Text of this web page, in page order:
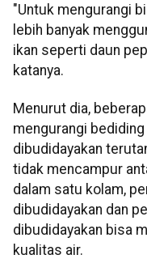
"Untuk mengurangi
lebih banyak
ikan seperti daun
katanya.
Menurut dia,
mengurangi
dibudidayakan
tidak mencampur
dalam satu kolam,
dibudidayakan dan
dibudidayakan bisa
kualitas air.